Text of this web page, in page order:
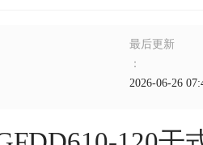
最后更新
：
2026-06-26